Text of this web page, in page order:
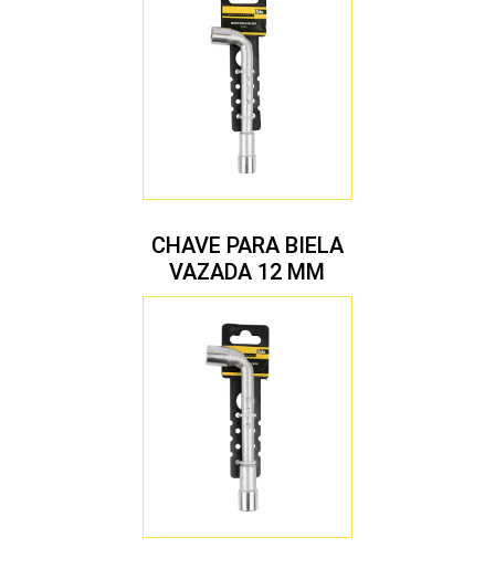
CHAVE PARA BIELA
VAZADA 12 MM